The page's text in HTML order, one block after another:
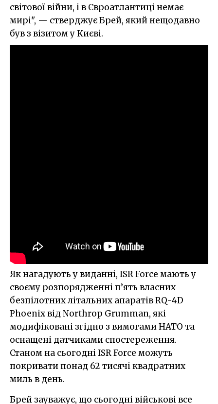
світової війни, і в Євроатлантиці немає
мирі", — стверджує Брей, який нещодавно
був з візитом у Києві.
Як нагадують у виданні, ISR Force мають у
своєму розпорядженні п’ять власних
безпілотних літальних апаратів RQ-4D
Phoenix від Northrop Grumman, які
модифіковані згідно з вимогами НАТО та
оснащені датчиками спостереження.
Станом на сьогодні ISR Force можуть
покривати понад 62 тисячі квадратних
миль в день.
Брей зауважує, що сьогодні військові все